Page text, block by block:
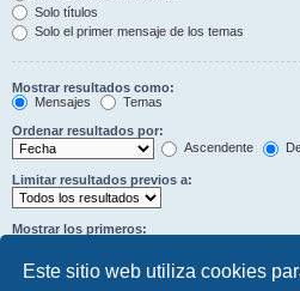
Este sitio web utiliza cookies
Solo títulos
Solo el primer mensaje de los temas
Mostrar resultados como:
Mensajes
Temas
Ordenar resultados por:
Ascendente
Limitar resultados previos a:
Mostrar los primeros: